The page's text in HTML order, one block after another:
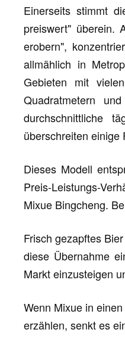
Einerseits stimmt
preiswert" überein.
erobern",
allmählich in
Gebieten mit
Quadratmetern
durchschnittliche
überschreiten einige
Dieses Modell
Preis-Leistungs-
Mixue Bingcheng.
Frisch gezapftes
diese Übernahme
Markt einzusteigen
Wenn Mixue in
erzählen, senkt es